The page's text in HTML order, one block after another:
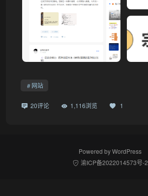
网站
20评论 1,116浏览 1
Powered byWordPress
渝ICP备2022014573号-2